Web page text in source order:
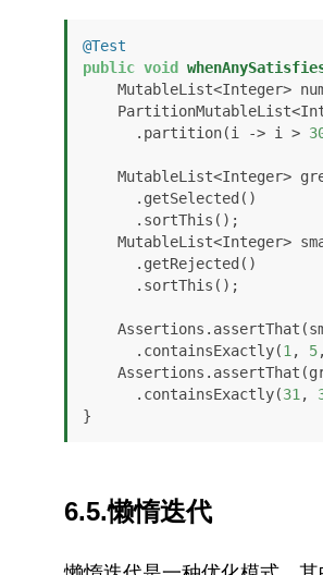
@Test
public void
      .partition(i -> i >
      .containsExactly(
1, 5
      .containsExactly(
31,
}
6.5.懒惰迭代